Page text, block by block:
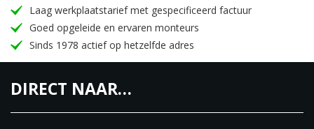
Laag werkplaatstarief met gespecificeerd factuur
Goed opgeleide en ervaren monteurs
Sinds 1978 actief op hetzelfde adres
DIRECT NAAR…